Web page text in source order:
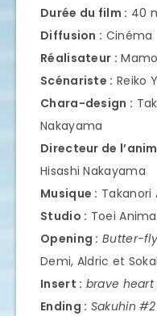
Durée du film : 40
Diffusion : Cinéma
Réalisateur :
Scénariste : Reiko
Chara-design :
Nakayama
Directeur de
Hisashi Nakayama
Musique : Takanori
Studio : Toei
Opening : Butter-fly
Demi, Aldric et
Insert : brave heart
Ending : Sakuhin